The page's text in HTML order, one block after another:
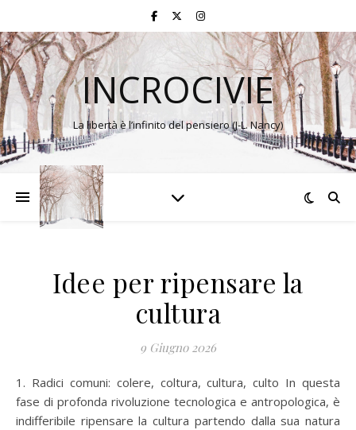
INCROCIVIE
La libertà è l’infinito del pensiero (J-L. Nancy)
Idee per ripensare la
cultura
9 Giugno 2026
1. Radici comuni: colere, coltura, cultura, culto In questa
fase di profonda rivoluzione tecnologica e antropologica, è
indifferibile ripensare la cultura partendo dalla sua natura